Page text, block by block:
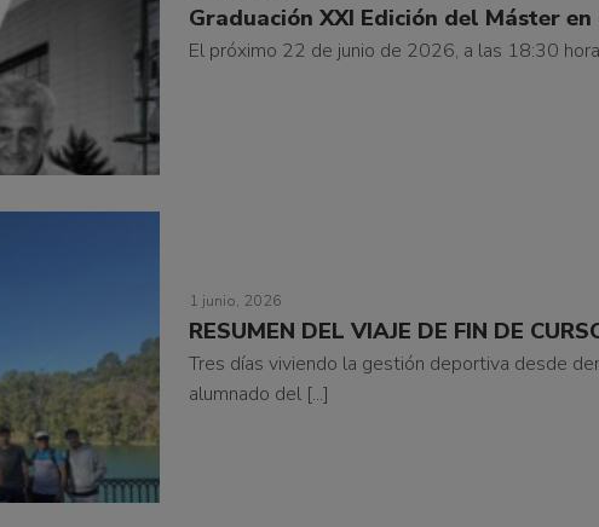
Graduación XXI Edición del Máster
El próximo 22 de junio de 2026, a las 18:30
1 junio, 2026
RESUMEN DEL VIAJE DE FIN DE
Tres días viviendo la gestión deportiva desde
alumnado del [...]